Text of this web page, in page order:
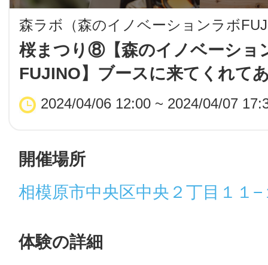
森ラボ（森のイノベーションラボ
桜まつり⑧【森のイノベーショ
FUJINO】ブースに来てくれて
う！2024/04/06 12:00 ~ 2024/04/07
SMS
URLをコピー
開催場所
相模原市中央区中央２丁目１１−
体験の詳細
地域に導入を
智頭